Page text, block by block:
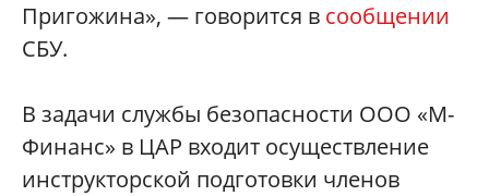
Пригожина», — говорится в сообщении
СБУ.
В задачи службы безопасности ООО «М-
Финанс» в ЦАР входит осуществление
инструкторской подготовки членов